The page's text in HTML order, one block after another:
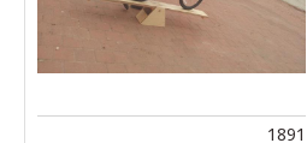
1891